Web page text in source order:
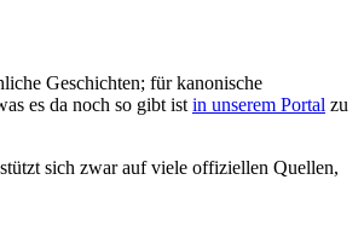
Geschichten; für kanonische
es da noch so gibt ist in unserem Portal zu
sich zwar auf viele offiziellen Quellen,